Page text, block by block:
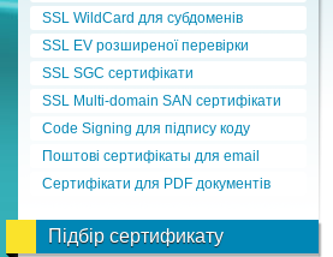
SSL WildCard для субдоменів
SSL EV розширеної перевірки
SSL SGC сертифікати
SSL Multi-domain SAN сертифікати
Code Signing для підпису коду
Поштові сертифікаты для email
Сертифікати для PDF документів
Підбір сертификату